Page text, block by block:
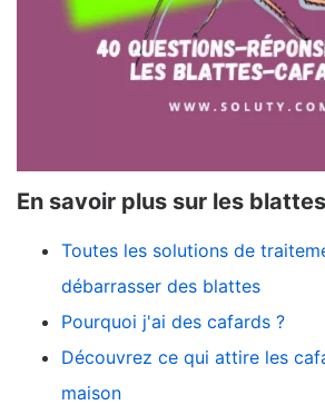
En savoir plus sur les
Toutes les solutions de
débarrasser des blattes
Pourquoi j'ai des cafards ?
Découvrez ce qui attire les
maison